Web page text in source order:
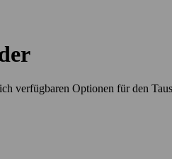
verfügbaren Optionen für den